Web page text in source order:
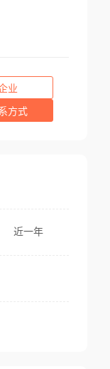
业
方式
近一年